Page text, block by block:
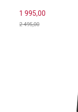
1 995,00
2 495,00